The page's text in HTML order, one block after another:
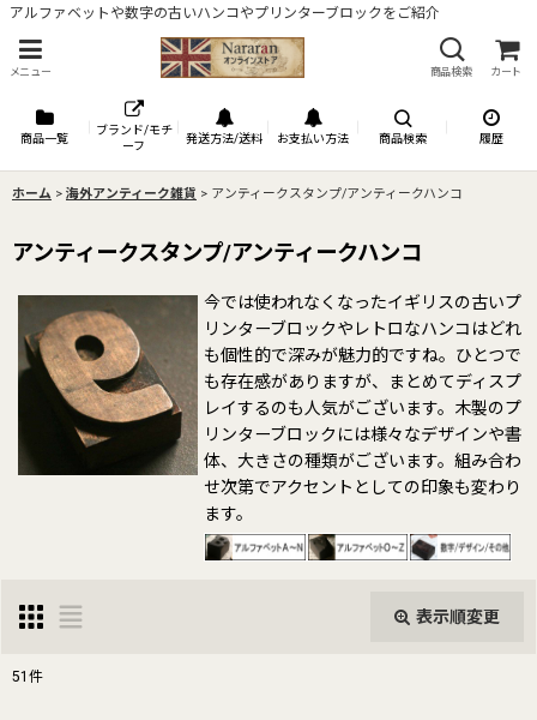
アルファベットや数字の古いハンコやプリンターブロックをご紹介
メニュー 商品検索 カート
商品一覧
ブランド/モチ
ーフ
発送方法/送料 お支払い方法 商品検索 履歴
ホーム > 海外アンティーク雑貨 > アンティークスタンプ/アンティークハンコ
アンティークスタンプ/アンティークハンコ
今では使われなくなったイギリスの古いプ
リンターブロックやレトロなハンコはどれ
も個性的で深みが魅力的ですね。ひとつで
も存在感がありますが、まとめてディスプ
レイするのも人気がございます。木製のプ
リンターブロックには様々なデザインや書
体、大きさの種類がございます。組み合わ
せ次第でアクセントとしての印象も変わり
ます。
表示順変更
51 件